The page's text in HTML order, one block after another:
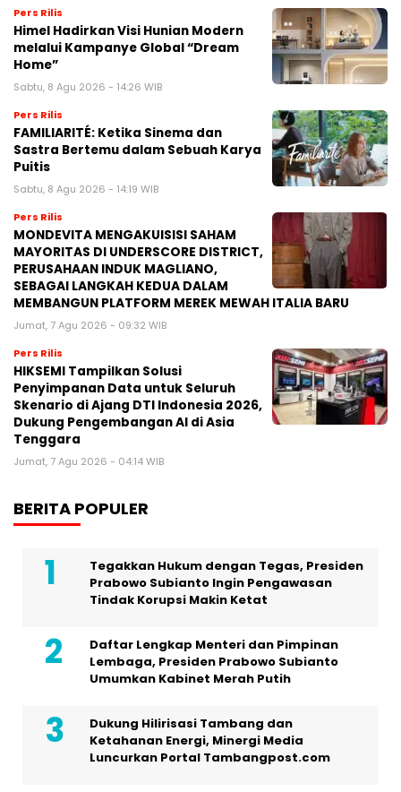
Pers Rilis
Himel Hadirkan Visi Hunian Modern
melalui Kampanye Global “Dream
Home”
Sabtu, 8 Agu 2026 - 14:26 WIB
Pers Rilis
FAMILIARITÉ: Ketika Sinema dan
Sastra Bertemu dalam Sebuah Karya
Puitis
Sabtu, 8 Agu 2026 - 14:19 WIB
Pers Rilis
MONDEVITA MENGAKUISISI SAHAM
MAYORITAS DI UNDERSCORE DISTRICT,
PERUSAHAAN INDUK MAGLIANO,
SEBAGAI LANGKAH KEDUA DALAM
MEMBANGUN PLATFORM MEREK MEWAH ITALIA BARU
Jumat, 7 Agu 2026 - 09:32 WIB
Pers Rilis
HIKSEMI Tampilkan Solusi
Penyimpanan Data untuk Seluruh
Skenario di Ajang DTI Indonesia 2026,
Dukung Pengembangan AI di Asia
Tenggara
Jumat, 7 Agu 2026 - 04:14 WIB
BERITA POPULER
Tegakkan Hukum dengan Tegas, Presiden
Prabowo Subianto Ingin Pengawasan
Tindak Korupsi Makin Ketat
Daftar Lengkap Menteri dan Pimpinan
Lembaga, Presiden Prabowo Subianto
Umumkan Kabinet Merah Putih
Dukung Hilirisasi Tambang dan
Ketahanan Energi, Minergi Media
Luncurkan Portal Tambangpost.com